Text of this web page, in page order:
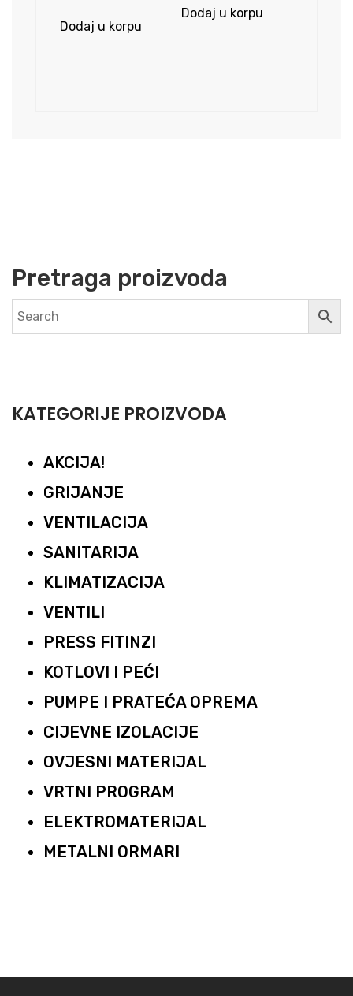
Dodaj u korpu
Dodaj u korpu
Pretraga proizvoda
KATEGORIJE PROIZVODA
AKCIJA!
GRIJANJE
VENTILACIJA
SANITARIJA
KLIMATIZACIJA
VENTILI
PRESS FITINZI
KOTLOVI I PEĆI
PUMPE I PRATEĆA OPREMA
CIJEVNE IZOLACIJE
OVJESNI MATERIJAL
VRTNI PROGRAM
ELEKTROMATERIJAL
METALNI ORMARI